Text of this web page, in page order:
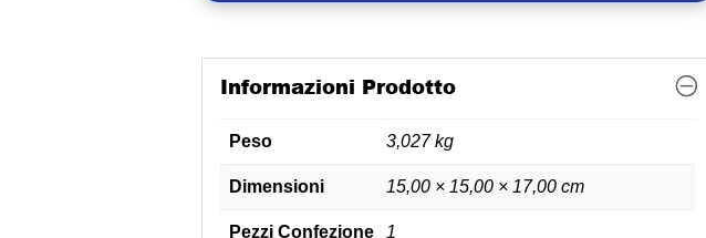
Informazioni Prodotto
Peso 3,027 kg
Dimensioni 15,00 × 15,00 × 17,00 cm
Pezzi Confezione 1